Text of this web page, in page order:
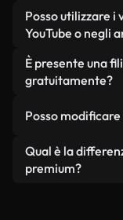
come LCP.
in pochi
conformità con
Non è richiesto
Tutti i video
senza citare il
gradito.
Posso utilizzare i
YouTube o negli
Sì. Tutti i filmati
in video
condizione che
È presente una
gratuitamente?
reali o generati
filigrane. Avrai
all'uso.
Posso
Sì. Siete liberi
nostri video.
Qual è la
premium?